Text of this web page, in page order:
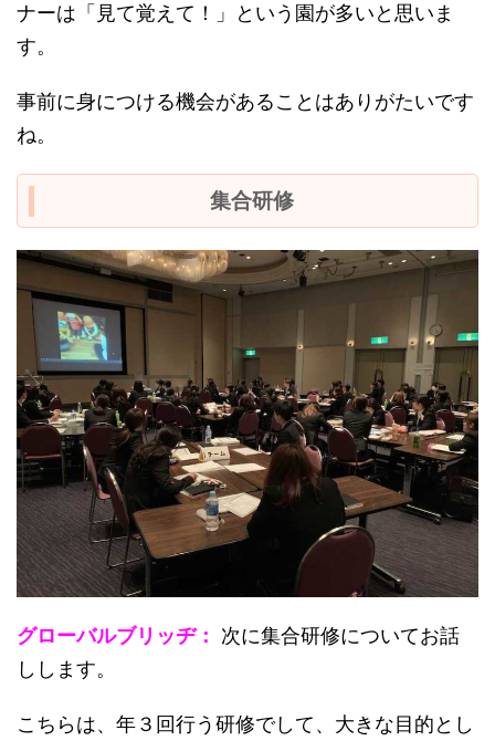
ナーは「見て覚えて！」という園が多いと思いま
す。
事前に身につける機会があることはありがたいです
ね。
集合研修
グローバルブリッヂ：
次に集合研修についてお話
しします。
こちらは、年３回行う研修でして、大きな目的とし